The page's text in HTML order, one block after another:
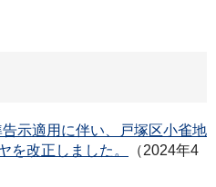
示適用に伴い、戸塚区小雀地
を改正しました。
（2024年4